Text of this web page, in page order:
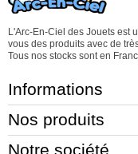
L'Arc-En-Ciel des Jouets est
vous des produits avec de
Tous nos stocks sont en
Informations
Nos produits
Notre société